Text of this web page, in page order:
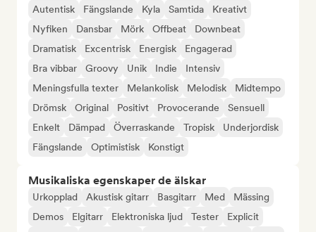
Autentisk Fängslande Kyla Samtida
Kreativt
Nyfiken
Dansbar Mörk Offbeat
Downbeat
Dramatisk
Excentrisk Energisk
Engagerad
Bra vibbar
Groovy Unik Indie
Intensiv
Meningsfulla texter
Melankolisk Melodisk
Midtempo
Drömsk
Original Positivt Provocerande
Sensuell
Enkelt
Dämpad Överraskande Tropisk
Underjordisk
Fängslande
Optimistisk Konstigt
Musikaliska egenskaper de älskar
Urkopplad Akustisk gitarr Basgitarr Med
Mässing
Demos
Elgitarr Elektroniska ljud Tester
Explicit